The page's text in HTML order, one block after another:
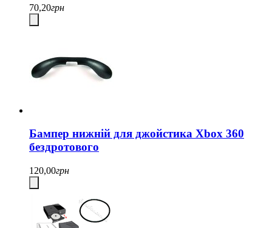
70,20грн
Бампер нижній для джойстика Xbox 360
бездротового
120,00грн